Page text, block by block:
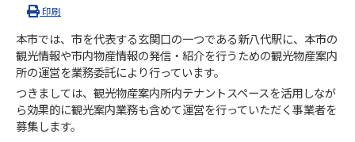
印刷
本市では、市を代表する玄関口の一つである新八代駅に、本市の
観光情報や市内物産情報の発信・紹介を行うための観光物産案内
所の運営を業務委託により行っています。
つきましては、観光物産案内所内テナントスペースを活用しなが
ら効果的に観光案内業務も含めて運営を行っていただく事業者を
募集します。